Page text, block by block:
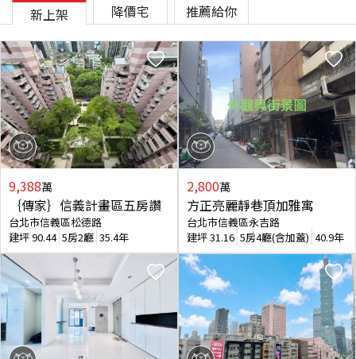
新上架 降價宅 推薦給你
9,388萬
｛傳家｝信義計畫區五房讚
台北市信義區松德路
建坪90.44 5房2廳 35.4年
2,800萬
方正亮麗靜巷頂加雅寓
台北市信義區永吉路
建坪31.16 5房4廳(含加蓋) 40.9年